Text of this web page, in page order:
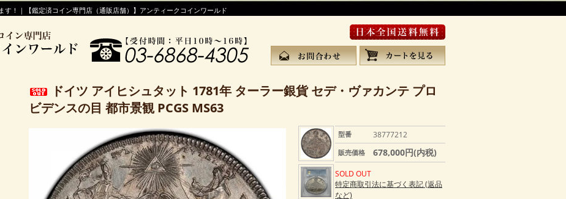
！｜【鑑定済コイン専門店（通販店舗）】アンティークコインワールド
ドイツ アイヒシュタット 1781年 ターラー銀貨 セデ・ヴァカンテ プロ
ビデンスの目 都市景観 PCGS MS63
型番 38777212
販売価格 678,000円(内税)
SOLD OUT
特定商取引法に基づく表記 (返品
など)